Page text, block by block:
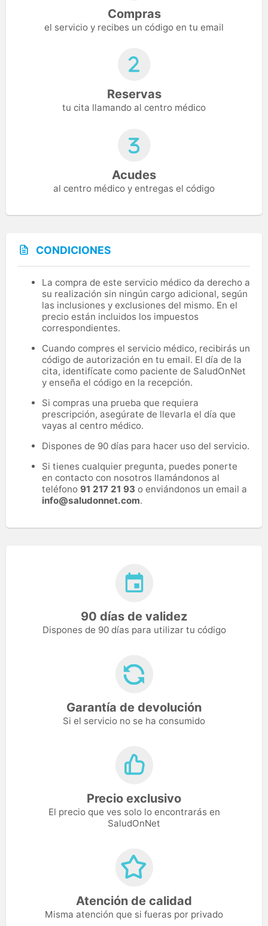
Compras
el servicio y recibes un código en tu email
Reservas
tu cita llamando al centro médico
Acudes
al centro médico y entregas el código
CONDICIONES
La compra de este servicio médico da derecho a
su realización sin ningún cargo adicional, según
las inclusiones y exclusiones del mismo. En el
precio están incluidos los impuestos
correspondientes.
Cuando compres el servicio médico, recibirás un
código de autorización en tu email. El día de la
cita, identifícate como paciente de SaludOnNet
y enseña el código en la recepción.
Si compras una prueba que requiera
prescripción, asegúrate de llevarla el día que
vayas al centro médico.
Dispones de 90 días para hacer uso del servicio.
Si tienes cualquier pregunta, puedes ponerte
en contacto con nosotros llamándonos al
teléfono 91 217 21 93 o enviándonos un email a
info@saludonnet.com.
90 días de validez
Dispones de 90 días para utilizar tu código
Garantía de devolución
Si el servicio no se ha consumido
Precio exclusivo
El precio que ves solo lo encontrarás en
SaludOnNet
Atención de calidad
Misma atención que si fueras por privado